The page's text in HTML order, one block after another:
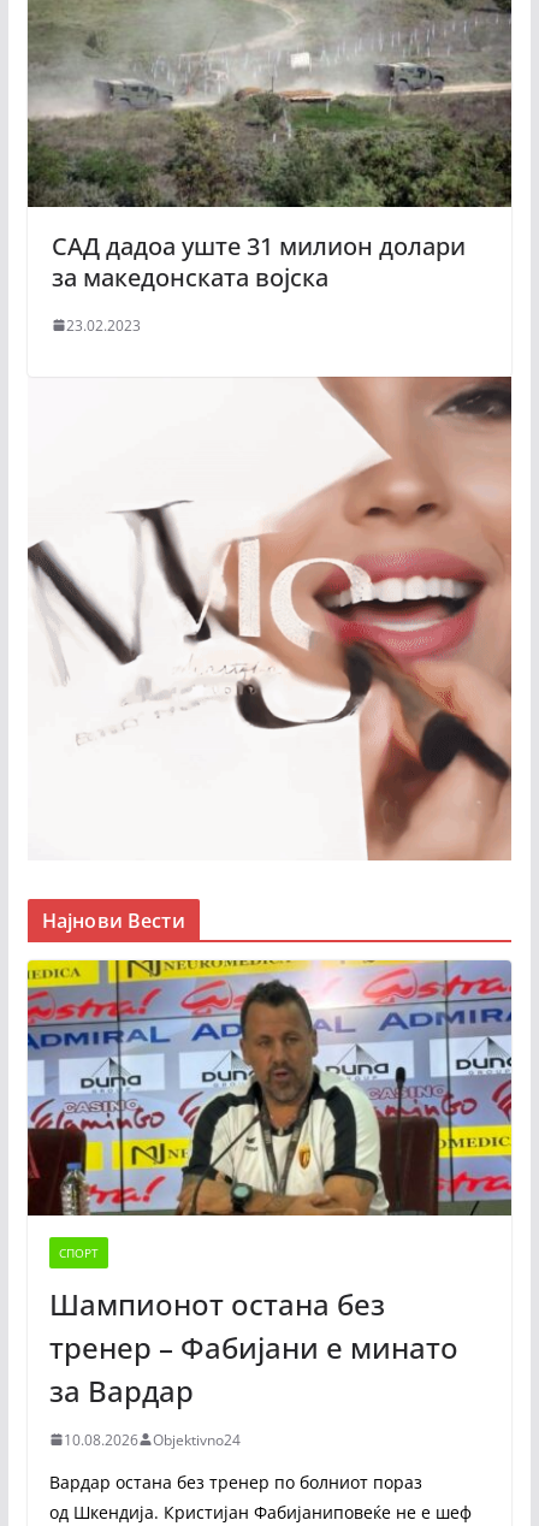
САД дадоа уште 31 милион долари
за македонската војска
23.02.2023
Најнови Вести
СПОРТ
Шампионот остана без
тренер – Фабијани е минато
за Вардар
10.08.2026 Objektivno24
Вардар остана без тренер по болниот пораз
од Шкендија. Кристијан Фабијаниповеќе не е шеф